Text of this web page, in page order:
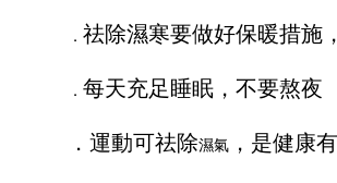
． 祛除濕寒要做好保暖措施
． 每天充足睡眠，不要熬夜
．運動可祛除濕氣 ，是健康